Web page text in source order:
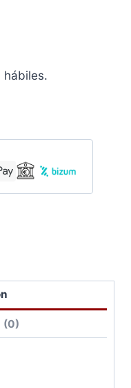
hábiles.
(0)